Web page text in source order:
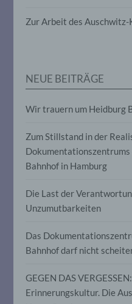
Zur Arbeit des Auschwitz-
NEUE BEITRÄGE
Wir trauern um Heidburg
Zum Stillstand in der
Bahnhof in Hamburg
Die Last der
Unzumutbarkeiten
Das
Bahnhof darf nicht
GEGEN DAS
Erinnerungskultur. Die
die darin
insbesondere,
Arbeitsleistung,
Interessen,
natürlichen
auf welche die
ohne
Informationen
zugeordnet
zusätzlichen
aufbewahrt